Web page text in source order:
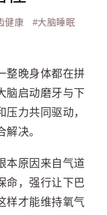
健康 #大脑睡眠
整晚身体都在拼
脑启动磨牙与下
力共同驱动，
决。
本原因来自气道
命，强行让下巴
样才能维持氧气